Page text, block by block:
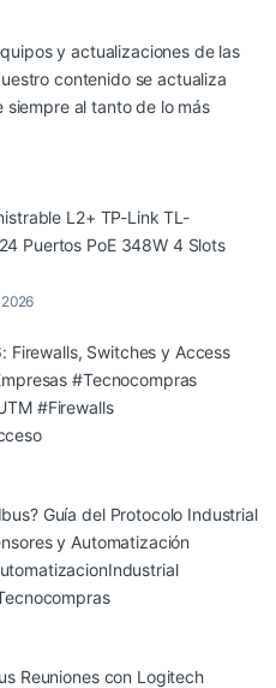
y actualizaciones de las
contenido se actualiza
al tanto de lo más
L2+ TP-Link TL-
Puertos PoE 348W 4 Slots
Firewalls, Switches y Access
#Tecnocompras
#Firewalls
Guía del Protocolo Industrial
y Automatización
Reuniones con Logitech